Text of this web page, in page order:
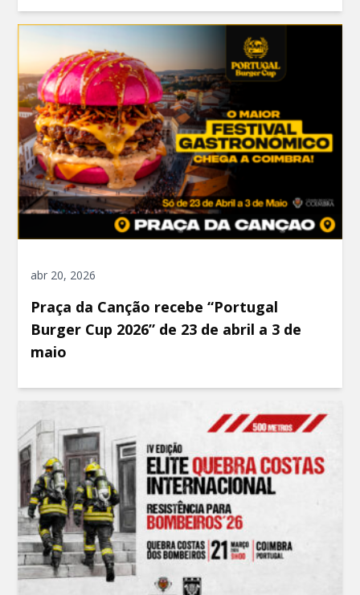
abr 20, 2026
Praça da Canção recebe “Portugal
Burger Cup 2026” de 23 de abril a 3 de
maio